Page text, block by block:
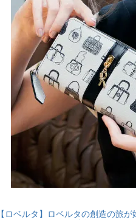
【ロベルタ】ロベルタの創造の旅